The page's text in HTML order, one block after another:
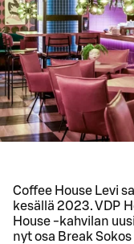
Cof­fee House Levi
ke­säl­lä 2023. VDP
House -kahvilan
nyt osa Break